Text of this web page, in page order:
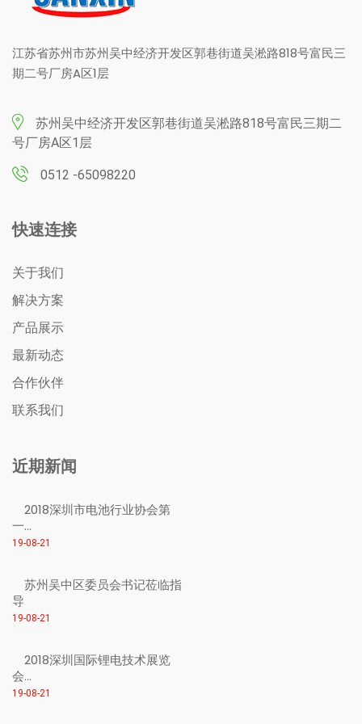
江苏省苏州市苏州吴中经济开发区郭巷街道吴淞路818号富民三
期二号厂房A区1层
苏州吴中经济开发区郭巷街道吴淞路818号富民三期二
号厂房A区1层
0512 ­-65098220
快速连接
关于我们
解决方案
产品展示
最新动态
合作伙伴
联系我们
近期新闻
2018深圳市电池行业协会第
一...
19-08-21
苏州吴中区委员会书记莅临指
导
19-08-21
2018深圳国际锂电技术展览
会...
19-08-21